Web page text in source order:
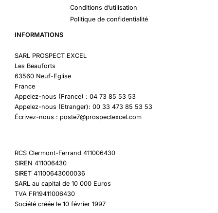
Conditions d’utilisation
Politique de confidentialité
INFORMATIONS
SARL PROSPECT EXCEL
Les Beauforts
63560 Neuf-Eglise
France
Appelez-nous (France) : 04 73 85 53 53
Appelez-nous (Etranger): 00 33 473 85 53 53
Écrivez-nous : poste7@prospectexcel.com
RCS Clermont-Ferrand 411006430
SIREN 411006430
SIRET 41100643000036
SARL au capital de 10 000 Euros
TVA FR19411006430
Société créée le 10 février 1997